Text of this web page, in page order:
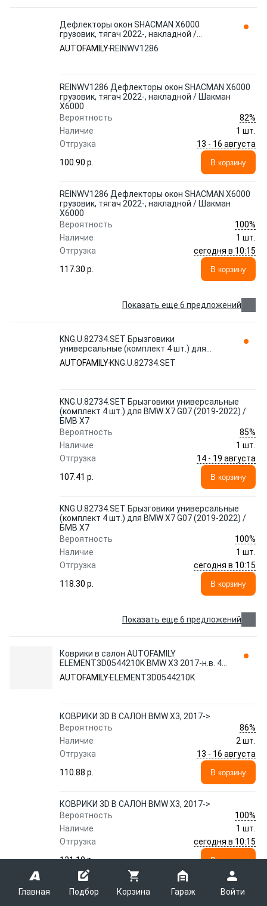
Главная Подбор Корзина Гараж Войти
Дефлекторы окон SHACMAN X6000
грузовик, тягач 2022-, накладной /
Шакман Х6000 REINWV1286 AUTOFAMILY
AUTOFAMILY REINWV1286
REINWV1286 Дефлекторы окон SHACMAN X6000
грузовик, тягач 2022-, накладной / Шакман
Х6000
Вероятность
82%
Наличие
1 шт.
Отгрузка
13 - 16 августа
100.90 p.
В корзину
REINWV1286 Дефлекторы окон SHACMAN X6000
грузовик, тягач 2022-, накладной / Шакман
Х6000
Вероятность
100%
Наличие
1 шт.
Отгрузка
сегодня в 10:15
117.30 p.
В корзину
Показать еще 6 предложений
KNG.U.82734.SET Брызговики
универсальные (комплект 4 шт.) для
BMW X7 G07 (2019-2022) / БМВ Х7
AUTOFAMILY
AUTOFAMILY KNG.U.82734.SET
KNG.U.82734.SET Брызговики универсальные
(комплект 4 шт.) для BMW X7 G07 (2019-2022) /
БМВ Х7
Вероятность
85%
Наличие
1 шт.
Отгрузка
14 - 19 августа
107.41 p.
В корзину
KNG.U.82734.SET Брызговики универсальные
(комплект 4 шт.) для BMW X7 G07 (2019-2022) /
БМВ Х7
Вероятность
100%
Наличие
1 шт.
Отгрузка
сегодня в 10:15
118.30 p.
В корзину
Показать еще 6 предложений
Коврики в салон AUTOFAMILY
ELEMENT3D0544210K BMW X3 2017-н.в. 4
шт., черный
AUTOFAMILY ELEMENT3D0544210K
КОВРИКИ 3D В САЛОН BMW X3, 2017->
Вероятность
86%
Наличие
2 шт.
Отгрузка
13 - 16 августа
110.88 p.
В корзину
КОВРИКИ 3D В САЛОН BMW X3, 2017->
Вероятность
100%
Наличие
1 шт.
Отгрузка
сегодня в 10:15
121.10 p.
В корзину
Показать еще 26 предложений